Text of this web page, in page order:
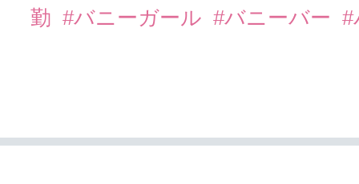
勤 #バニーガール #バニーバー #